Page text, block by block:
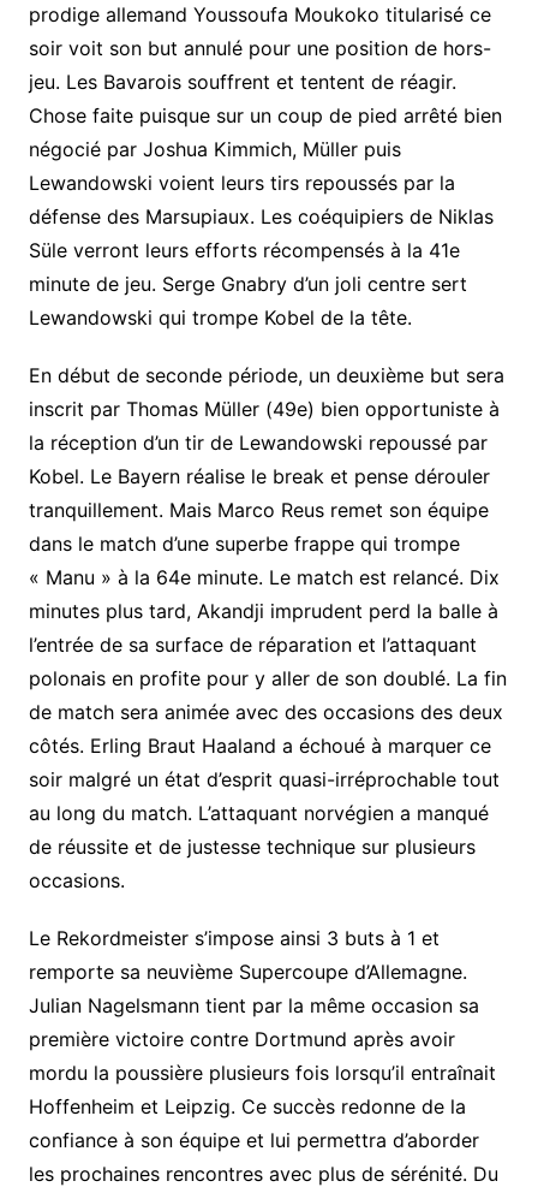
prodige allemand Youssoufa Moukoko titularisé ce
soir voit son but annulé pour une position de hors-
jeu. Les Bavarois souffrent et tentent de réagir.
Chose faite puisque sur un coup de pied arrêté bien
négocié par Joshua Kimmich, Müller puis
Lewandowski voient leurs tirs repoussés par la
défense des Marsupiaux. Les coéquipiers de Niklas
Süle verront leurs efforts récompensés à la 41e
minute de jeu. Serge Gnabry d’un joli centre sert
Lewandowski qui trompe Kobel de la tête.
En début de seconde période, un deuxième but sera
inscrit par Thomas Müller (49e) bien opportuniste à
la réception d’un tir de Lewandowski repoussé par
Kobel. Le Bayern réalise le break et pense dérouler
tranquillement. Mais Marco Reus remet son équipe
dans le match d’une superbe frappe qui trompe
« Manu » à la 64e minute. Le match est relancé. Dix
minutes plus tard, Akandji imprudent perd la balle à
l’entrée de sa surface de réparation et l’attaquant
polonais en profite pour y aller de son doublé. La fin
de match sera animée avec des occasions des deux
côtés. Erling Braut Haaland a échoué à marquer ce
soir malgré un état d’esprit quasi-irréprochable tout
au long du match. L’attaquant norvégien a manqué
de réussite et de justesse technique sur plusieurs
occasions.
Le Rekordmeister s’impose ainsi 3 buts à 1 et
remporte sa neuvième Supercoupe d’Allemagne.
Julian Nagelsmann tient par la même occasion sa
première victoire contre Dortmund après avoir
mordu la poussière plusieurs fois lorsqu’il entraînait
Hoffenheim et Leipzig. Ce succès redonne de la
confiance à son équipe et lui permettra d’aborder
les prochaines rencontres avec plus de sérénité. Du